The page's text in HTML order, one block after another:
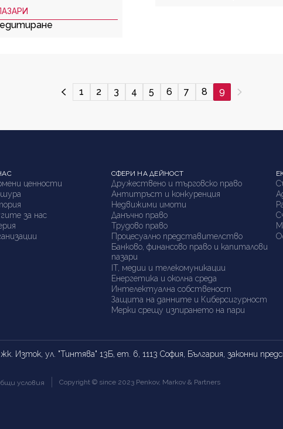
1 2 3 4 5 6 7 8 9
ценности
за нас
СФЕРИ НА ДЕЙНОСТ
Дружествено и търговско право
Антитръст и конкуренция
Недвижими имоти
Данъчно право
Трудово право
Процесуално представителство
Банково, финансово право и капиталови
пазари
IT, медии и телекомуникации
Енергетика и околна среда
Интелектуална собственост
Защита на данните и Киберсигурност
Мерки срещу изпирането на пари
Изток, ул. "Тинтява" 13Б, ет. 6, 1113 София, България, законни
условия Copyright © since 2023 Penkov, Markov & Partners